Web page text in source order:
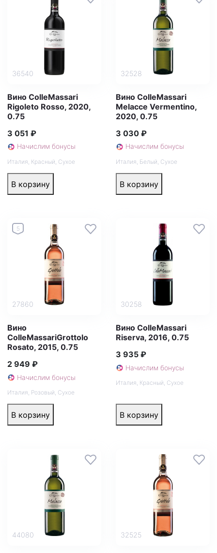
36540
Вино ColleMassari
Rigoleto Rosso, 2020,
0.75
3 051 ₽
Начислим бонусы
Италия, Красный, Сухое
В корзину
32528
Вино ColleMassari
Melacce Vermentino,
2020, 0.75
3 030 ₽
Начислим бонусы
Италия, Белый, Сухое
В корзину
5
27860
Вино
ColleMassariGrottolo
Rosato, 2015, 0.75
2 949 ₽
Начислим бонусы
Италия, Розовый, Сухое
В корзину
30258
Вино ColleMassari
Riserva, 2016, 0.75
3 935 ₽
Начислим бонусы
Италия, Красный, Сухое
В корзину
44080 32525